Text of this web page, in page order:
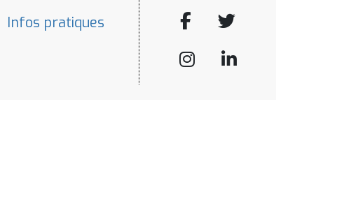
Infos pratiques